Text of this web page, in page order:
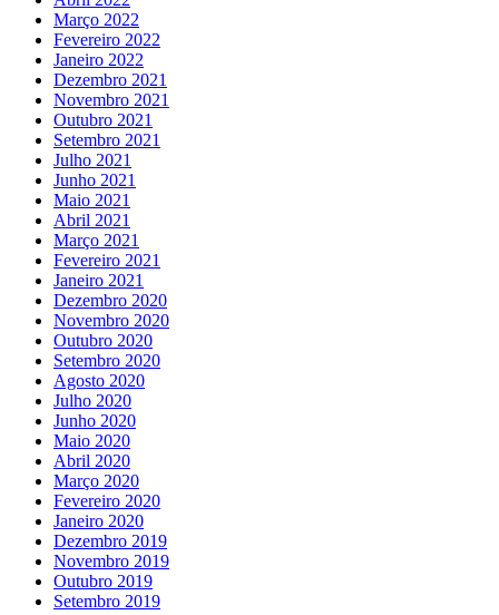
Março 2022
Fevereiro 2022
Janeiro 2022
Dezembro 2021
Novembro 2021
Outubro 2021
Setembro 2021
Julho 2021
Junho 2021
Maio 2021
Abril 2021
Março 2021
Fevereiro 2021
Janeiro 2021
Dezembro 2020
Novembro 2020
Outubro 2020
Setembro 2020
Agosto 2020
Julho 2020
Junho 2020
Maio 2020
Abril 2020
Março 2020
Fevereiro 2020
Janeiro 2020
Dezembro 2019
Novembro 2019
Outubro 2019
Setembro 2019